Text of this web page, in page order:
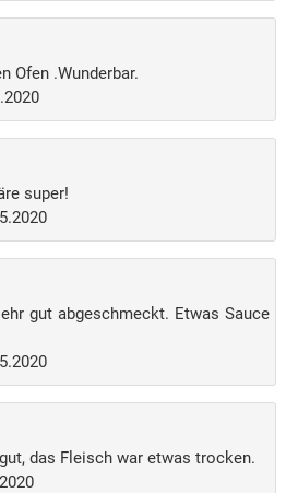
Ofen .Wunderbar.
super!
gut abgeschmeckt. Etwas Sauce
das Fleisch war etwas trocken.